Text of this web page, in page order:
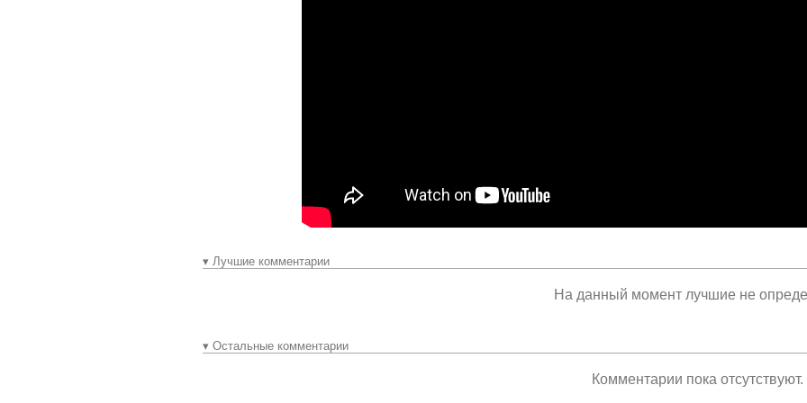
▾ Лучшие комментарии
На данный момент лучшие не
▾ Остальные комментарии
Комментарии пока отсутствуют.